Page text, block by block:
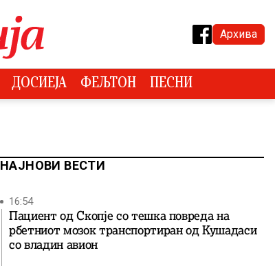
Архива
ДОСИЕЈА ФЕЉТОН ПЕСНИ
НАЈНОВИ ВЕСТИ
16:54
Пациент од Скопје со тешка повреда на
рбетниот мозок транспортиран од Кушадаси
со владин авион